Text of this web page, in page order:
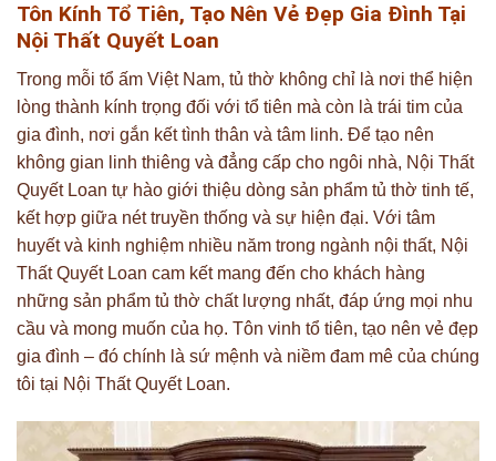
Tôn Kính Tổ Tiên, Tạo Nên Vẻ Đẹp Gia Đình Tại
Nội Thất Quyết Loan
Trong mỗi tổ ấm Việt Nam, tủ thờ không chỉ là nơi thể hiện
lòng thành kính trọng đối với tổ tiên mà còn là trái tim của
gia đình, nơi gắn kết tình thân và tâm linh. Để tạo nên
không gian linh thiêng và đẳng cấp cho ngôi nhà, Nội Thất
Quyết Loan tự hào giới thiệu dòng sản phẩm tủ thờ tinh tế,
kết hợp giữa nét truyền thống và sự hiện đại. Với tâm
huyết và kinh nghiệm nhiều năm trong ngành nội thất, Nội
Thất Quyết Loan cam kết mang đến cho khách hàng
những sản phẩm tủ thờ chất lượng nhất, đáp ứng mọi nhu
cầu và mong muốn của họ. Tôn vinh tổ tiên, tạo nên vẻ đẹp
gia đình – đó chính là sứ mệnh và niềm đam mê của chúng
tôi tại Nội Thất Quyết Loan.